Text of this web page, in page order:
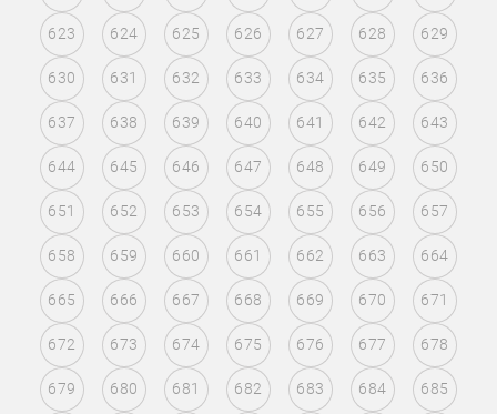
623 624 625 626 627 628 629
630 631 632 633 634 635 636
637 638 639 640 641 642 643
644 645 646 647 648 649 650
651 652 653 654 655 656 657
658 659 660 661 662 663 664
665 666 667 668 669 670 671
672 673 674 675 676 677 678
679 680 681 682 683 684 685